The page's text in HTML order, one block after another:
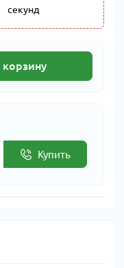
секунд
корзину
Купить